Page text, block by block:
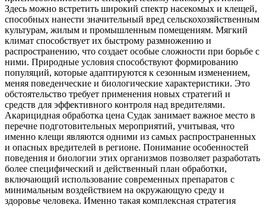
Здесь можно встретить широкий спектр насекомых и клещей,
способных нанести значительный вред сельскохозяйственным
культурам, жилым и промышленным помещениям. Мягкий
климат способствует их быстрому размножению и
распространению, что создает особые сложности при борьбе с
ними. Природные условия способствуют формированию
популяций, которые адаптируются к сезонным изменением,
меняя поведенческие и биологические характеристики. Это
обстоятельство требует применения новых стратегий и
средств для эффективного контроля над вредителями.
Акарицидная обработка цена Судак занимает важное место в
перечне подготовительных мероприятий, учитывая, что
именно клещи являются одними из самых распространенных
и опасных вредителей в регионе. Понимание особенностей
поведения и биологии этих организмов позволяет разработать
более специфический и действенный план обработки,
включающий использование современных препаратов с
минимальным воздействием на окружающую среду и
здоровье человека. Именно такая комплексная стратегия